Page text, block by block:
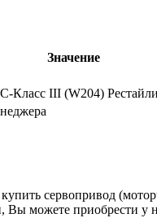
Значение
Класс III (W204)
сервопривод
Вы можете приобрести у